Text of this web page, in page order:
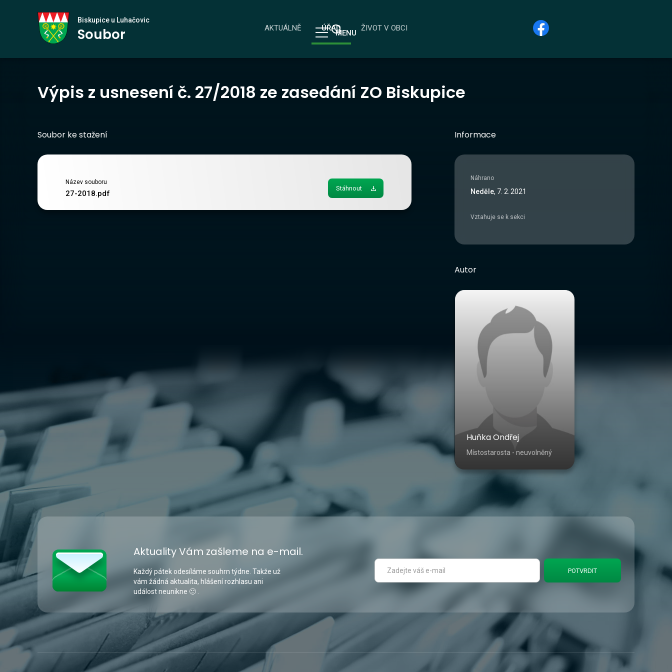
Biskupice
u Luhačovic
AKTUÁLNĚ ÚŘAD ŽIVOT V OBCI
MENU
Biskupice u Luhačovic
Soubor
Výpis z usnesení č. 27/2018 ze zasedání ZO Biskupice
Soubor ke stažení
Název souboru
27-2018.pdf
Stáhnout
Informace
Náhrano
Neděle, 7. 2 2021
Vztahuje se k sekci
Autor
Huňka Ondřej
Místostarosta - neuvolněný
Aktuality Vám zašleme na e-mail.
Každý pátek odesíláme souhrn týdne. Takže už
vám žádná aktualita, hlášení rozhlasu ani
událost neunikne 🙂 .